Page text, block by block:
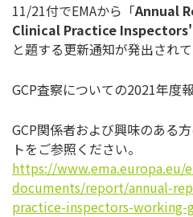
11/21付でEMAから「Annual
Clinical Practice
と題する更新通知が発出されて
GCP査察についての2021年度報
GCP関係者および興味のある
トを ご参照ください。
https://www.ema.europa.eu/
documents/report/annual-
practice-inspectors-working-